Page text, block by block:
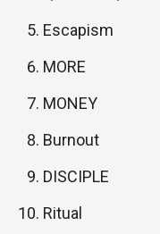
Escapism
MORE
MONEY
Burnout
DISCIPLE
Ritual